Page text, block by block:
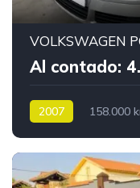
VOLKSWAGEN
Al contado:
2007 158.000